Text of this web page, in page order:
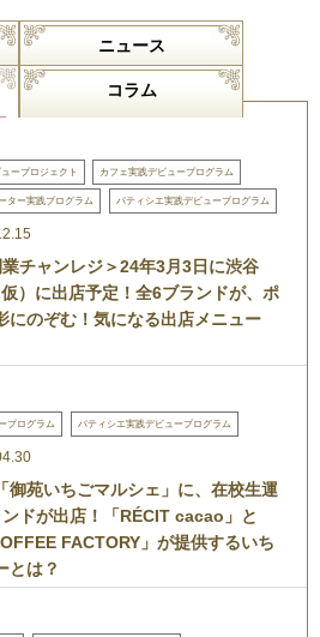
ニュース
コラム
ープロジェクト カフェ実践デビュープログラム
ター実践プログラム パティシエ実践デビュープログラム
チャンレジ＞24年3月3日に渋谷
）に出店予定！全6ブランドが、ポ
にのぞむ！気になる出店メニュー
プログラム パティシエ実践デビュープログラム
御苑いちごマルシェ」に、在校生運
ドが出店！「RÉCIT cacao」と
FACTORY」が提供するいち
とは？